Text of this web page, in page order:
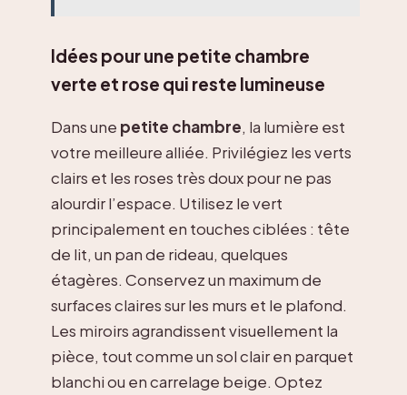
Idées pour une petite chambre
verte et rose qui reste lumineuse
Dans une petite chambre, la lumière est
votre meilleure alliée. Privilégiez les verts
clairs et les roses très doux pour ne pas
alourdir l’espace. Utilisez le vert
principalement en touches ciblées : tête
de lit, un pan de rideau, quelques
étagères. Conservez un maximum de
surfaces claires sur les murs et le plafond.
Les miroirs agrandissent visuellement la
pièce, tout comme un sol clair en parquet
blanchi ou en carrelage beige. Optez